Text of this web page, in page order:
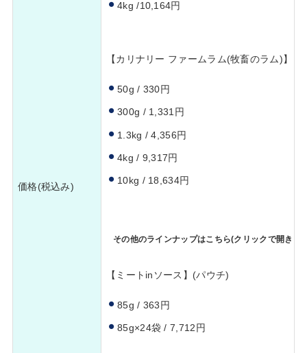
価格(税込み)
4kg /10,164円
【カリナリー ファームラム(牧畜のラム)】
50g / 330円
300g / 1,331円
1.3kg / 4,356円
4kg / 9,317円
10kg / 18,634円
その他のラインナップはこちら(クリックで開きま
【ミートinソース】(パウチ)
85g / 363円
85g×24袋 / 7,712円